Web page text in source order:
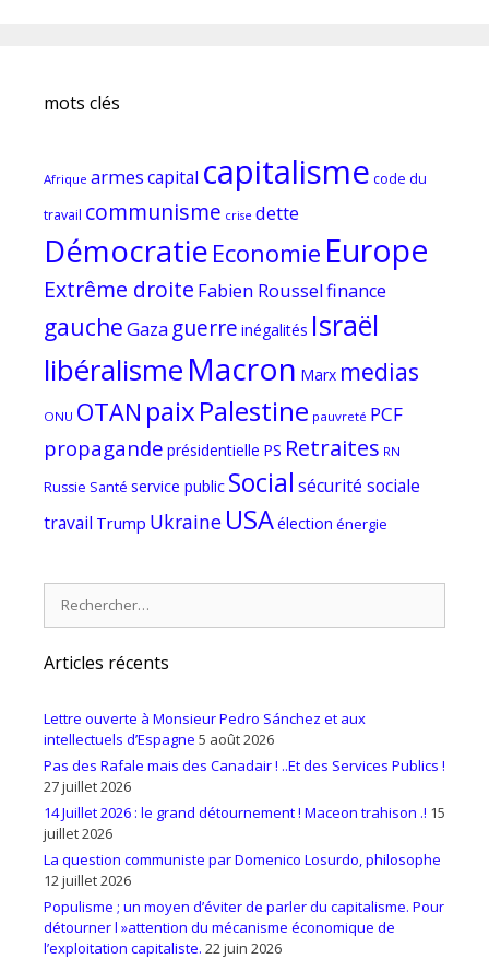
mots clés
Afrique armescapital capitalisme code du
travail communisme crise dette
Démocratie Economie Europe
Extrême droite Fabien Rousselfinance
gaucheGaza guerre inégalités Israël
libéralismeMacron Marx medias
ONU OTAN paixPalestine pauvreté PCF
propagande présidentielle PS Retraites RN
Russie Santé service public Social sécurité sociale
travail Trump Ukraine USAélection énergie
Articles récents
Lettre ouverte à Monsieur Pedro Sánchez et aux
intellectuels d’Espagne 5 août 2026
Pas des Rafale mais des Canadair ! ..Et des Services Publics !
27 juillet 2026
14 Juillet 2026 : le grand détournement ! Maceon trahison .! 15
juillet 2026
La question communiste par Domenico Losurdo, philosophe
12 juillet 2026
Populisme ; un moyen d’éviter de parler du capitalisme. Pour
détourner l »attention du mécanisme économique de
l’exploitation capitaliste. 22 juin 2026